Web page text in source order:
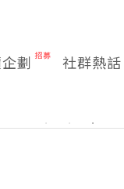
劃 社群熱話